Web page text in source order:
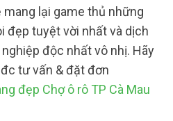
lại game thủ những
đẹp tuyệt vời nhất và dịch
độc nhất vô nhị. Hãy
tư vấn & đặt đơn
đẹp Chợ ô rô TP Cà Mau